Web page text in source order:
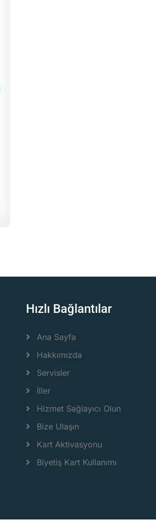
Hızlı Bağlantılar
Ana Sayfa
Hakkımızda
Servisler
İller
Hizmet Sağlayıcı Olun
Bize Ulaşın
Kart Aktivasyonu
Biyetiş Kart Kullanımı